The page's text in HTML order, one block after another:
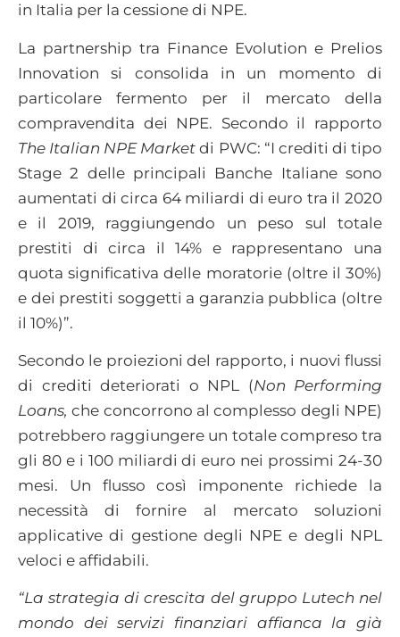
in Italia per la cessione di NPE.
La partnership tra Finance Evolution e Prelios
Innovation si consolida in un momento di
particolare fermento per il mercato della
compravendita dei NPE. Secondo il rapporto
The Italian NPE Market di PWC: “I crediti di tipo
Stage 2 delle principali Banche Italiane sono
aumentati di circa 64 miliardi di euro tra il 2020
e il 2019, raggiungendo un peso sul totale
prestiti di circa il 14% e rappresentano una
quota significativa delle moratorie (oltre il 30%)
e dei prestiti soggetti a garanzia pubblica (oltre
il 10%)”.
Secondo le proiezioni del rapporto, i nuovi flussi
di crediti deteriorati o NPL (Non Performing
Loans,che concorrono al complesso degli NPE)
potrebbero raggiungere un totale compreso tra
gli 80 e i 100 miliardi di euro nei prossimi 24-30
mesi. Un flusso così imponente richiede la
necessità di fornire al mercato soluzioni
applicative di gestione degli NPE e degli NPL
veloci e affidabili.
“La strategia di crescita del gruppo Lutech nel
mondo dei servizi finanziari affianca la già